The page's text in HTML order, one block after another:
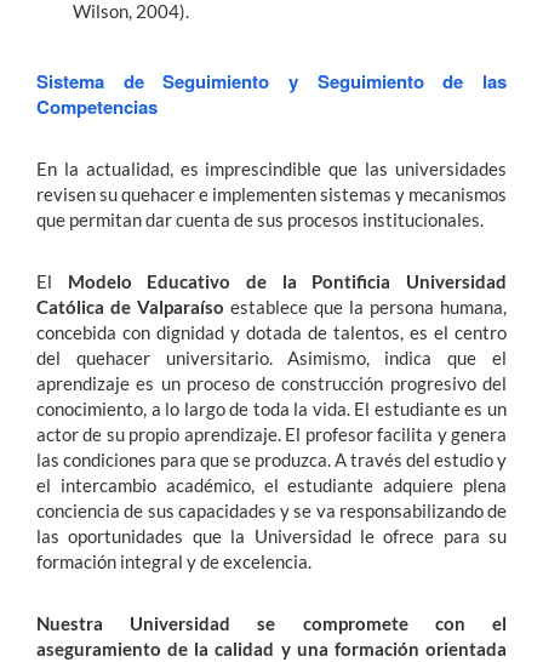
Wilson, 2004).
Sistema de Seguimiento y Seguimiento de las
Competencias
En la actualidad, es imprescindible que las universidades
revisen su quehacer e implementen sistemas y mecanismos
que permitan dar cuenta de sus procesos institucionales.
El Modelo Educativo de la Pontificia Universidad
Católica de Valparaíso establece que la persona humana,
concebida con dignidad y dotada de talentos, es el centro
del quehacer universitario. Asimismo, indica que el
aprendizaje es un proceso de construcción progresivo del
conocimiento, a lo largo de toda la vida. El estudiante es un
actor de su propio aprendizaje. El profesor facilita y genera
las condiciones para que se produzca. A través del estudio y
el intercambio académico, el estudiante adquiere plena
conciencia de sus capacidades y se va responsabilizando de
las oportunidades que la Universidad le ofrece para su
formación integral y de excelencia.
Nuestra Universidad se compromete con el
aseguramiento de la calidad y una formación orientada